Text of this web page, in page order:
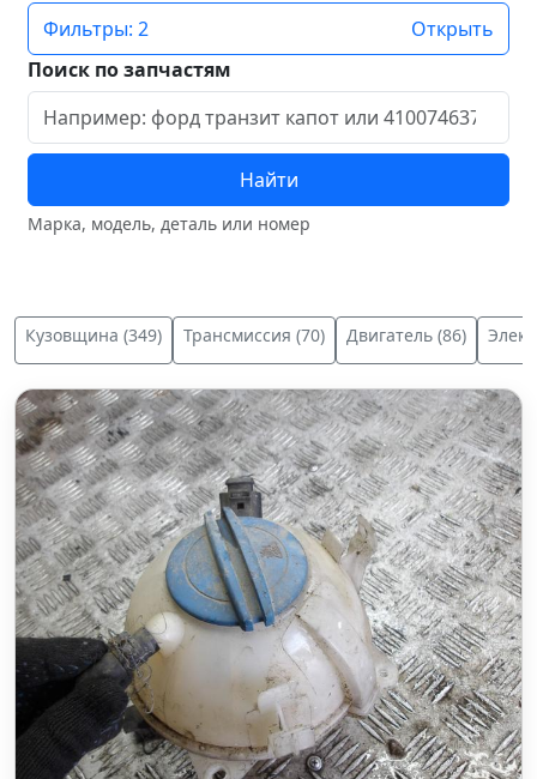
Фильтры: 2
Открыть
Поиск по запчастям
Найти
Марка, модель, деталь или номер
Кузовщина (349) Трансмиссия (70) Двигатель (86)